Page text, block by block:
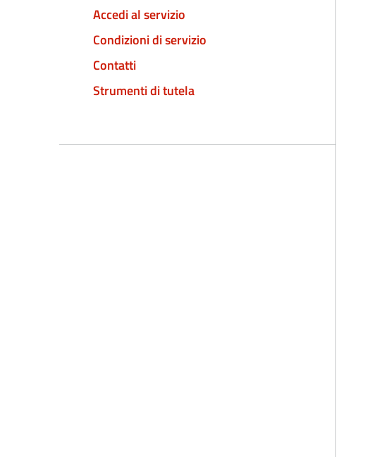
Accedi al servizio
Condizioni di servizio
Contatti
Strumenti di tutela